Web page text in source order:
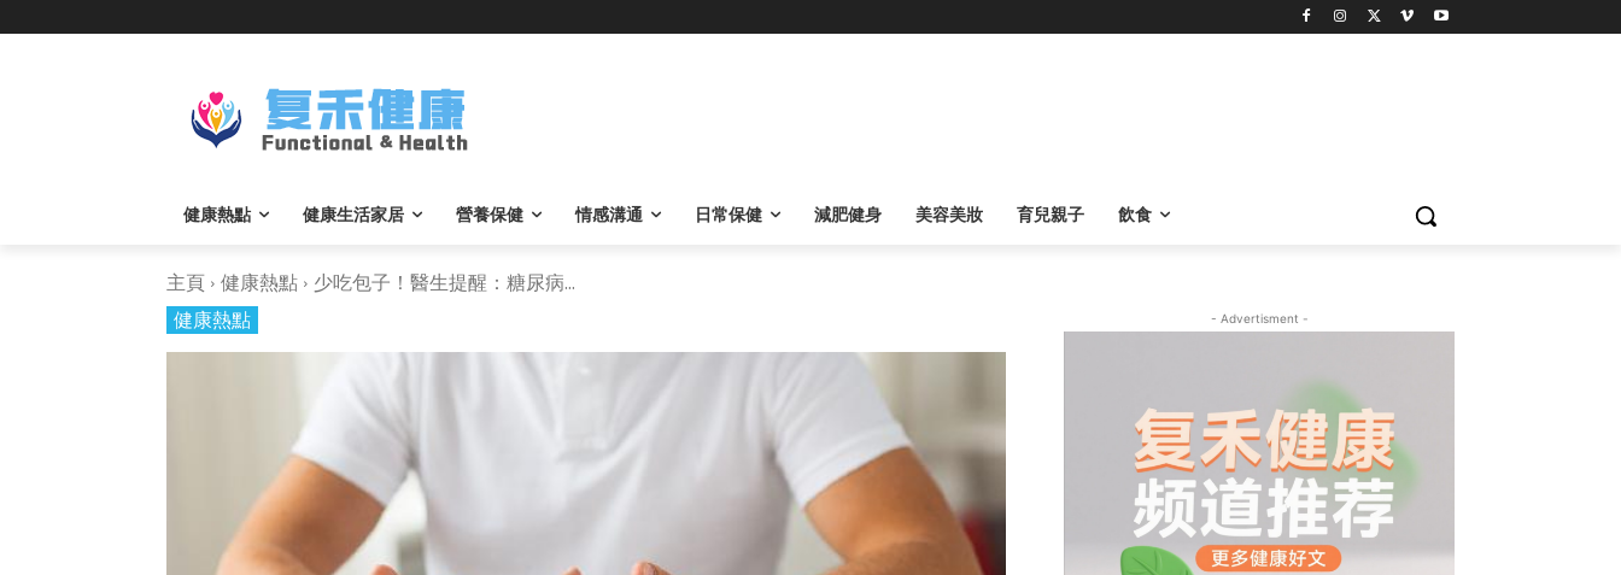
健康熱點 健康生活家居 營養保健 情感溝通 日常保健 減肥健身 美容美妝 育兒親子 飲食
主頁 健康熱點
少吃包子！醫生提醒：糖尿病...
健康熱點
- Advertisment -